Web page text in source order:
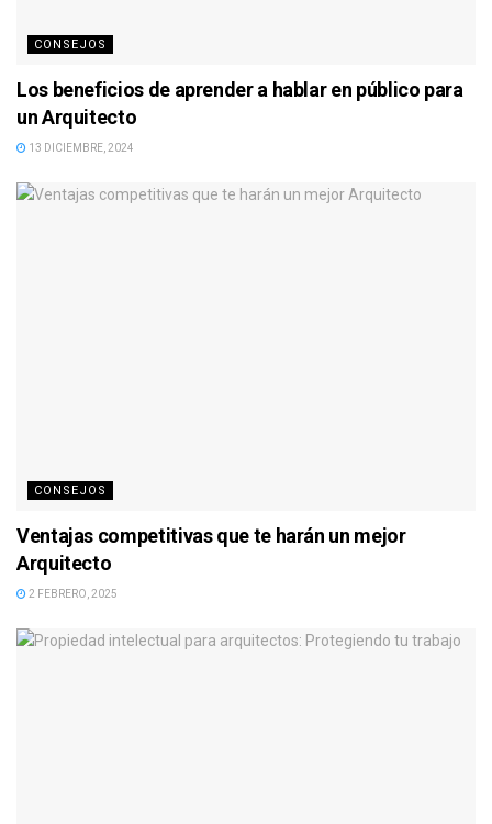
CONSEJOS
Los beneficios de aprender a hablar en público para
un Arquitecto
13 DICIEMBRE, 2024
CONSEJOS
Ventajas competitivas que te harán un mejor
Arquitecto
2 FEBRERO, 2025